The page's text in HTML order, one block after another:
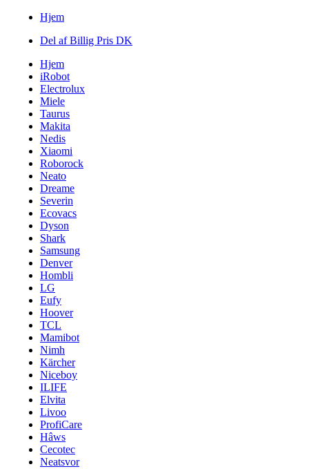
Hjem
Del af Billig Pris DK
Hjem
iRobot
Electrolux
Miele
Taurus
Makita
Nedis
Xiaomi
Roborock
Neato
Dreame
Severin
Ecovacs
Dyson
Shark
Samsung
Denver
Hombli
LG
Eufy
Hoover
TCL
Mamibot
Nimh
Kärcher
Niceboy
ILIFE
Elvita
Livoo
ProfiCare
Hâws
Cecotec
Neatsvor